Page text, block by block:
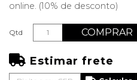
online. (10% de desconto)
Qtd COMPRAR
Estimar frete